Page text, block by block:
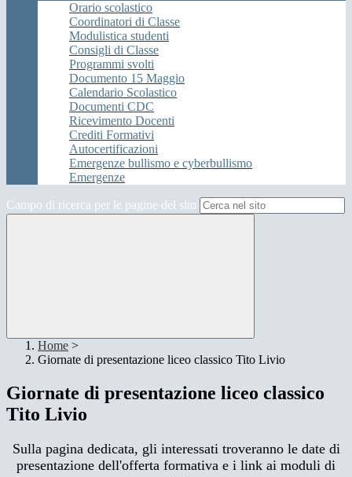
Orario scolastico
Coordinatori di Classe
Modulistica studenti
Consigli di Classe
Programmi svolti
Documento 15 Maggio
Calendario Scolastico
Documenti CDC
Ricevimento Docenti
Crediti Formativi
Autocertificazioni
Emergenze bullismo e cyberbullismo
Emergenze
Campo di ricerca per le pagine del sito
Home >
Giornate di presentazione liceo classico Tito Livio
Giornate di presentazione liceo classico
Tito Livio
Sulla pagina dedicata, gli interessati troveranno le date di
presentazione dell'offerta formativa e i link ai moduli di